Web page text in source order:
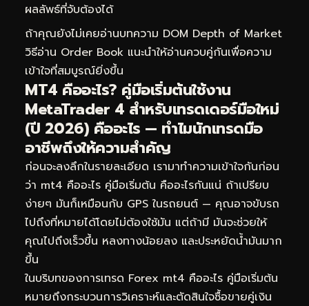
ผลลัพธ์ที่จับต้องได้
ถ้าคุณยังไม่เคยอ่านบทความ DOM Depth of Market
วิธีอ่าน Order Book แนะนำให้อ่านควบคู่กันเพื่อความ
เข้าใจที่สมบูรณ์ยิ่งขึ้น
MT4 คืออะไร? คู่มือเริ่มต้นใช้งาน
MetaTrader 4 สำหรับเทรดเดอร์มือใหม่
(ปี 2026) คืออะไร — ทำไมนักเทรดมือ
อาชีพถึงให้ความสำคัญ
ก่อนจะลงลึกในรายละเอียด เรามาทำความเข้าใจกันก่อน
ว่า mt4 คืออะไร คู่มือเริ่มต้น คืออะไรกันแน่ ถ้าเปรียบ
ง่ายๆ มันก็เหมือนกับ GPS ในรถยนต์ — คุณอาจขับรถ
ไปถึงที่หมายได้โดยไม่ต้องใช้มัน แต่ถ้ามี มันจะช่วยให้
คุณไปถึงเร็วขึ้น หลงทางน้อยลง และประหยัดน้ำมันมาก
ขึ้น
ในบริบทของการเทรด Forex mt4 คืออะไร คู่มือเริ่มต้น
หมายถึงกระบวนการวิเคราะห์และตัดสินใจซื้อขายคู่เงิน